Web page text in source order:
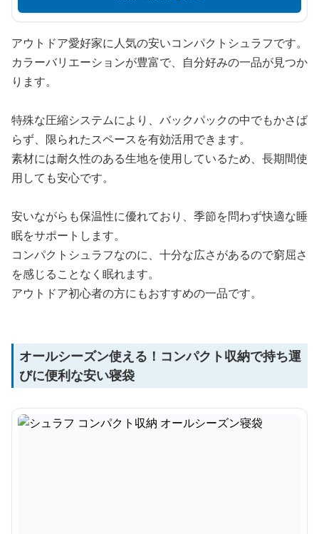
アウトドア愛好家に人気の安いコンパクトシュラフです。
カラーバリエーションが豊富で、自分好みの一品が見つか
ります。
特殊な圧縮システムにより、バックパックの中でもかさば
らず、限られたスペースを有効活用できます。
素材には耐久性のある生地を使用しているため、長期間使
用しても安心です。
安いながらも保温性に優れており、季節を問わず快適な睡
眠をサポートします。
コンパクトシュラフなのに、十分な広さがあるので窮屈さ
を感じることなく眠れます。
アウトドア初心者の方にもおすすめの一品です。
オールシーズン使える！コンパクト収納で持ち運
びに便利な安い寝袋